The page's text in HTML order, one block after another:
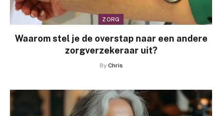
ZORG
Waarom stel je de overstap naar een andere
zorgverzekeraar uit?
By Chris